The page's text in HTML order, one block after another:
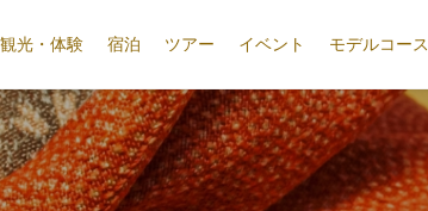
観光・体験 宿泊 ツアー イベント モデルコース